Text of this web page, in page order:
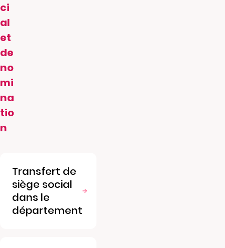
ci
al
et
de
no
mi
na
tio
n
Transfert de
siège social
dans le
département